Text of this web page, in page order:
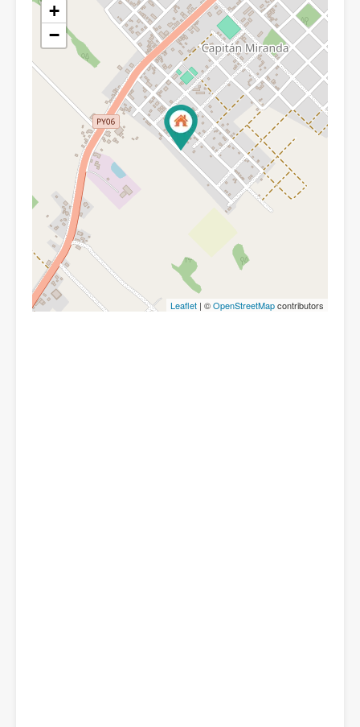
+
−
Leaflet | ©OpenStreetMapcontributors